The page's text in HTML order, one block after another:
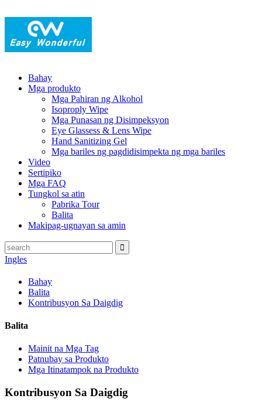
Bahay
Mga produkto
Mga Pahiran ng Alkohol
Isoproply Wipe
Mga Punasan ng Disimpeksyon
Eye Glassess & Lens Wipe
Hand Sanitizing Gel
Mga bariles ng pagdidisimpekta ng mga bariles
Video
Sertipiko
Mga FAQ
Tungkol sa atin
Pabrika Tour
Balita
Makipag-ugnayan sa amin
Ingles
Bahay
Balita
Kontribusyon Sa Daigdig
Balita
Mainit na Mga Tag
Patnubay sa Produkto
Mga Itinatampok na Produkto
Kontribusyon Sa Daigdig